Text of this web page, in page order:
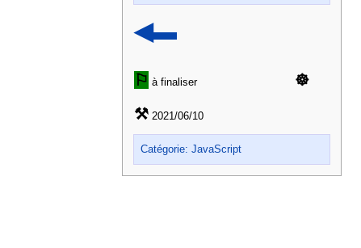
◀▬
⚐ à finaliser
☸
⚒ 2021/06/10
Catégorie: JavaScript